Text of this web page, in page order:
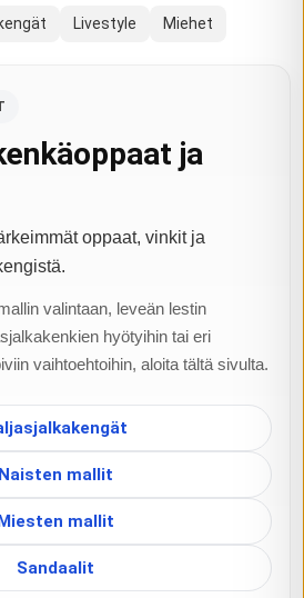
Livestyle Miehet
ja
oppaat, vinkit ja
valintaan, leveän lestin
hyötyihin tai eri
vaihtoehtoihin, aloita tältä sivulta.
Naisten mallit
Miesten mallit
Sandaalit